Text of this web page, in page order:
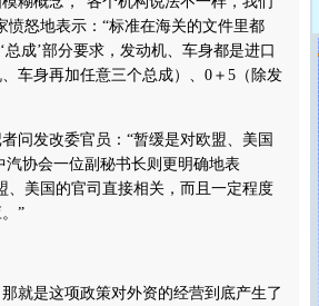
怒地表示：“标准在海关的文件里都
成’部分要求，发动机、车身都是进口
车身再加任意三个总成）、0＋5（除发
发改委官员：“暂缓是对欧盟、美国
汽协会一位副秘书长则更明确地表
、美国的官司直接相关，而且一定程度
”
是这项政策对外资的经营到底产生了